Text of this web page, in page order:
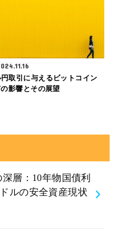
円取引に与えるビットコイン
影響とその展望
層：10年物国債利
ルの安全資産現状